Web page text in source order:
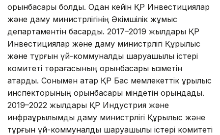
орынбасары болды. Одан кейін ҚР Инвестициялар
және даму министрлігінің Әкімшілік жұмыс
департаментін басқарды. 2017–2019 жылдары ҚР
Инвестициялар және даму министрлігі Құрылыс
және тұрғын үй-коммуналдық шаруашылық істері
комитеті төрағасының орынбасары қызметін
атқарды. Сонымен қатар ҚР Бас мемлекеттік құрылыс
инспекторының орынбасары міндетін орындады.
2019–2022 жылдары ҚР Индустрия және
инфрақұрылымдық даму министрлігі Құрылыс және
тұрғын үй-коммуналдық шаруашылық істері комитеті